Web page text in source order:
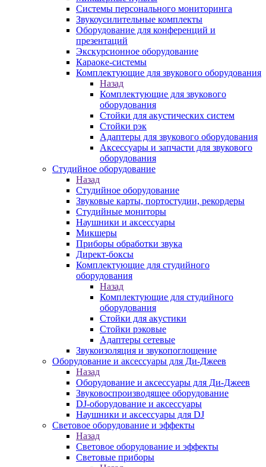
Системы персонального мониторинга
Звукоусилительные комплекты
Оборудование для конференций и
презентаций
Экскурсионное оборудование
Караоке-системы
Комплектующие для звукового оборудования
Назад
Комплектующие для звукового
оборудования
Стойки для акустических систем
Стойки рэк
Адаптеры для звукового оборудования
Аксессуары и запчасти для звукового
оборудования
Студийное оборудование
Назад
Студийное оборудование
Звуковые карты, портостудии, рекордеры
Студийные мониторы
Наушники и аксессуары
Микшеры
Приборы обработки звука
Директ-боксы
Комплектующие для студийного
оборудования
Назад
Комплектующие для студийного
оборудования
Стойки для акустики
Стойки рэковые
Адаптеры сетевые
Звукоизоляция и звукопоглощение
Оборудование и аксессуары для Ди-Джеев
Назад
Оборудование и аксессуары для Ди-Джеев
Звуковоспроизводящее оборудование
DJ-оборудование и аксессуары
Наушники и аксессуары для DJ
Световое оборудование и эффекты
Назад
Световое оборудование и эффекты
Световые приборы